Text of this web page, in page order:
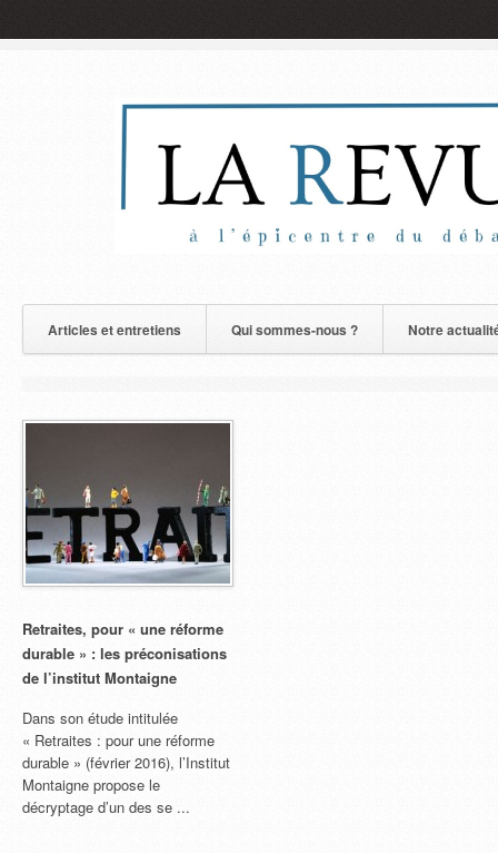
Articles et entretiens Qui sommes-nous ? Notre
Retraites, pour « une réforme
durable » : les préconisations
de l’institut Montaigne
Dans son étude intitulée
« Retraites : pour une réforme
durable » (février 2016), l’Institut
Montaigne propose le
décryptage d’un des se ...